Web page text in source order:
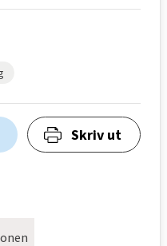
Skriv ut